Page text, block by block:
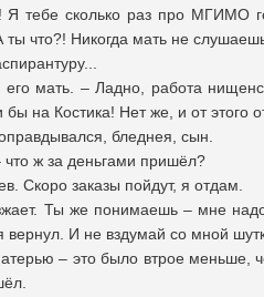
Я тебе сколько раз про МГИМО
ты что?! Никогда мать не
мать. – Ладно, работа
на Костика! Нет же, и от этого
бледнея, сын.
ж за деньгами пришёл?
Скоро заказы пойдут, я отдам.
Ты же понимаешь – мне надо
вернул. И не вздумай со мной
– это было втрое меньше,